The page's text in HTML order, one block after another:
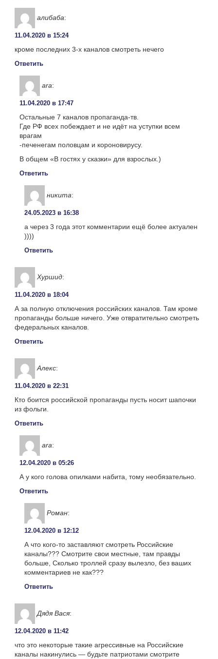
алибаба:
11.04.2020 в 15:24
кроме последних 3-х каналов смотреть нечего
Ответить
ara:
11.04.2020 в 17:47
Остальные 7 каналов пропаганда-тв.
Где РФ всех побеждает и не идёт на уступки всем
врагам
-печенегам половцам и короновирусу.
В общем «В гостях у сказки» для взрослых.)
Ответить
никита:
24.05.2023 в 16:38
а через 3 года этот комментарии ещё более актуален
))))
Ответить
Хуршид:
11.04.2020 в 18:04
А за полную отключения российских каналов. Там кроме
пропаганды больше ничего. Уже отвратительно смотреть
федеральных каналов.
Ответить
Алекс:
11.04.2020 в 22:31
Кто боится российской пропаганды пусть носит шапочки
из фольги.
Ответить
ara:
12.04.2020 в 05:26
А у кого голова опилками набита, тому необязательно.
Ответить
Роман:
12.04.2020 в 12:12
А что кого-то заставляют смотреть Российские
каналы??? Смотрите свои местные, там правды
больше, Сколько троллей сразу вылезло, без ваших
комментариев не как???
Ответить
Дядя Вася:
12.04.2020 в 11:42
что это некоторые такие агрессивные на Российские
каналы накинулись — будьте патриотами смотрите